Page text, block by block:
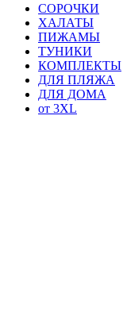
СОРОЧКИ
ХАЛАТЫ
ПИЖАМЫ
ТУНИКИ
КОМПЛЕКТЫ
ДЛЯ ПЛЯЖА
ДЛЯ ДОМА
от 3XL